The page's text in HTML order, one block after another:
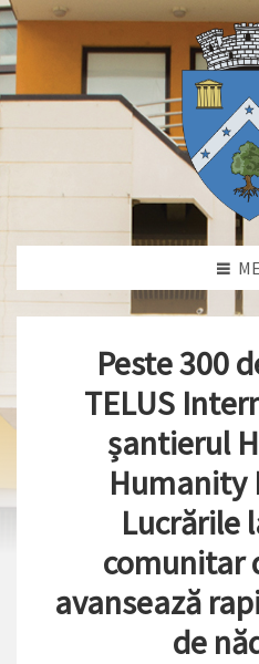
Peste 300
TELUS
șantierul
Humanity
Lucrările
comunitar
avansează
de